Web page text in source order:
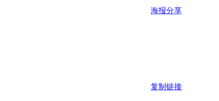
海报分享
复制链接